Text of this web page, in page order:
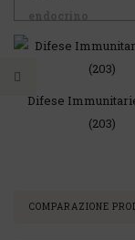
Difese
(203)
COMPARAZIONE